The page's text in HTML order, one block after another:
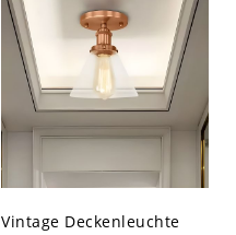
Vintage Deckenleuchte